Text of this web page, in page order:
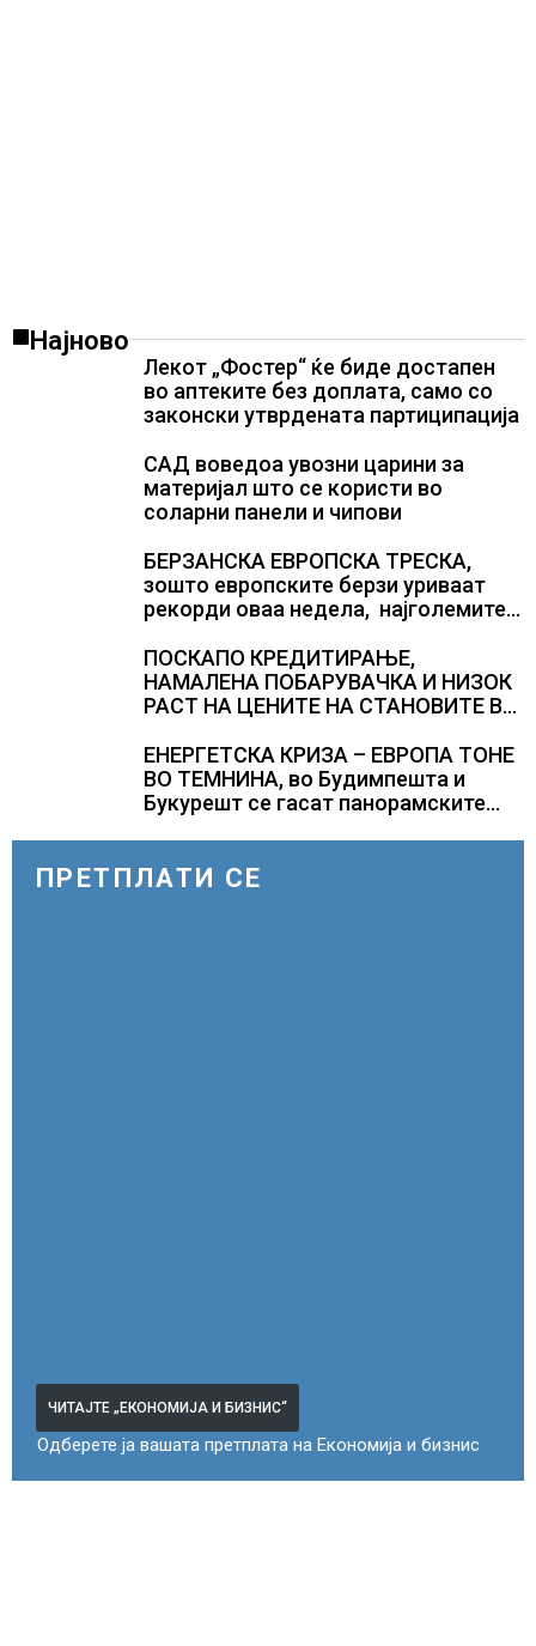
Најново
Лекот „Фостер“ ќе биде достапен
во аптеките без доплата, само со
законски утврдената партиципација
САД воведоа увозни царини за
материјал што се користи во
соларни панели и чипови
БЕРЗАНСКА ЕВРОПСКА ТРЕСКА,
зошто европските берзи уриваат
рекорди оваа недела, најголемите
компании за ВИ
ПОСКАПО КРЕДИТИРАЊЕ,
НАМАЛЕНА ПОБАРУВАЧКА И НИЗОК
РАСТ НА ЦЕНИТЕ НА СТАНОВИТЕ ВО
Штутгарт градот на
автомобилската индустрија која е
во криза
ЕНЕРГЕТСКА КРИЗА – ЕВРОПА ТОНЕ
ВО ТЕМНИНА, во Будимпешта и
Букурешт се гасат панорамските
ПРЕТПЛАТИ СЕ
ЧИТАЈТЕ „ЕКОНОМИЈА И БИЗНИС“
Одберете ја вашата претплата на Економија и бизнис